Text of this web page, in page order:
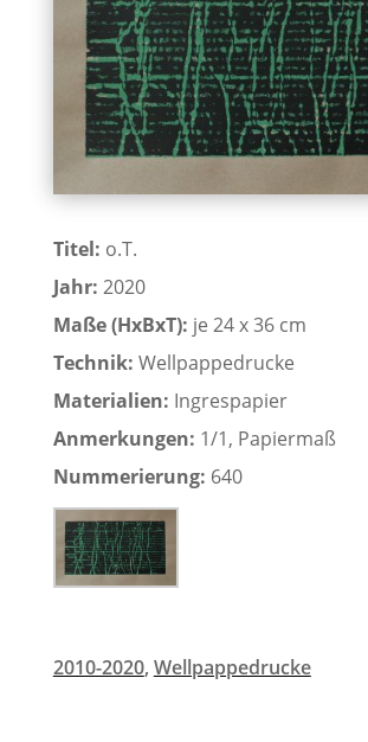
Titel: o.T.
Jahr: 2020
Maße (HxBxT): je 24 x 36 cm
Technik: Wellpappedrucke
Materialien: Ingrespapier
Anmerkungen: 1/1, Papiermaß
Nummerierung: 640
2010-2020, Wellpappedrucke